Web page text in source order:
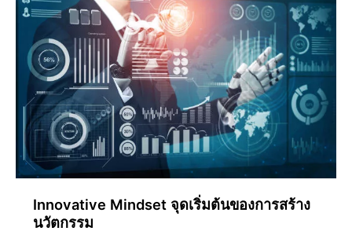
Innovative Mindset จุดเริ่มต้นของการสร้าง
นวัตกรรม